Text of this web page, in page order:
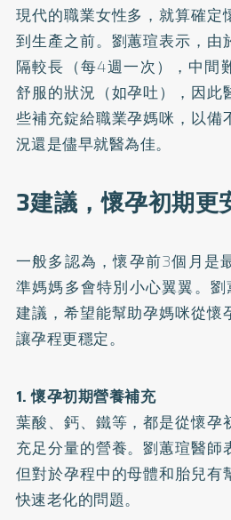
現代的職業女性多，就算確定
到生產之前。劉蕙瑄表示，由
隔較長（每4週一次），中間
舒服的狀況（如孕吐），因此
些補充錠給職業孕媽咪，以備
況還是儘早就醫為佳。
3建議，懷孕初期更
一般多認為，懷孕前3個月是
準媽媽多會特別小心翼翼。
建議，希望能幫助孕媽咪從懷
讓孕程更穩定。
1. 懷孕初期營養補充
葉酸、鈣、鐵等，都是從懷孕
充足分量的營養。劉蕙瑄醫師
但對於孕程中的母體和胎兒有
快速老化的問題。